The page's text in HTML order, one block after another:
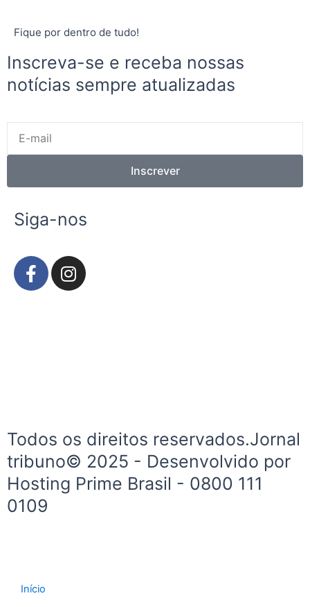
Fique por dentro de tudo!
Inscreva-se e receba nossas
notícias sempre atualizadas
mail
Inscrever
Siga-nos
F
a
I
n
Todos os direitos reservados.Jornal
tribuno© 2025 - Desenvolvido por
Hosting Prime Brasil - 0800 111
0109
Início